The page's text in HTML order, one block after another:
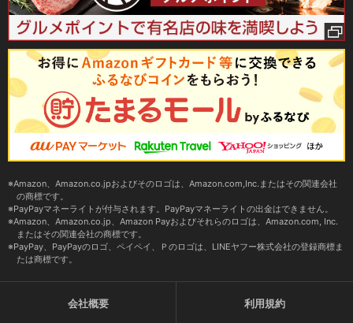
Amazon、Amazon.co.jpおよびそのロゴは、Amazon.com,Inc.またはその関連会社
の商標です。
PayPayマネーライトが付与されます。PayPayマネーライトの出金はできません。
Amazon、Amazon.co.jp、Amazon Payおよびそれらのロゴは、Amazon.com, Inc.
またはその関連会社の商標です。
PayPay、PayPayのロゴ、ペイペイ、Ｐのロゴは、LINEヤフー株式会社の登録商標ま
たは商標です。
会社概要 利用規約